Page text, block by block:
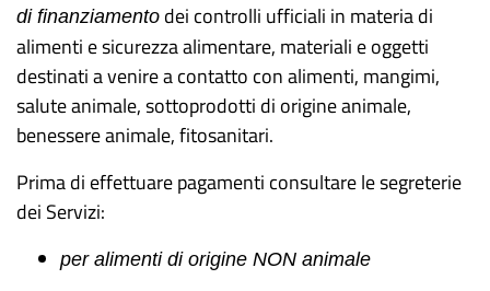
di finanziamento dei controlli ufficiali in materia di
alimenti e sicurezza alimentare, materiali e oggetti
destinati a venire a contatto con alimenti, mangimi,
salute animale, sottoprodotti di origine animale,
benessere animale, fitosanitari.
Prima di effettuare pagamenti consultare le segreterie
dei Servizi:
per alimenti di origine NON animale